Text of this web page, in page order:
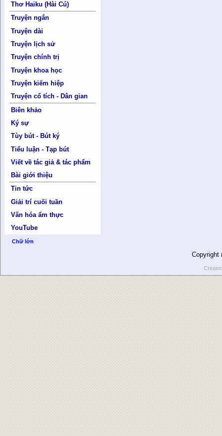
Thơ Haiku (Hài Cú)
Truyện ngắn
Truyện dài
Truyện lịch sử
Truyện chính trị
Truyện khoa học
Truyện kiếm hiệp
Truyện cổ tích - Dân gian
Biên khảo
Ký sự
Tùy bút - Bút ký
Tiểu luận - Tạp bút
Viết về tác giả & tác phẩm
Bài giới thiệu
Tin tức
Giải trí cuối tuần
Văn hóa ẩm thực
YouTube
Chữ lớn
Copyright